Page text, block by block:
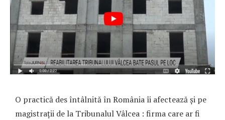
O practică des întâlnită în România îi afectează și pe
magistrații de la Tribunalul Vâlcea : firma care ar fi